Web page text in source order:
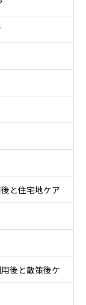
と住宅地ケア
後と散策後ケ